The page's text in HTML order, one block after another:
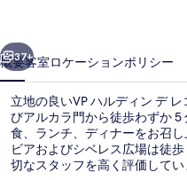
レ
コ
レ
ト
ス
37+
概要客室ロケーションポリシー
立地の良いVP ハルディン デ
びアルカラ門から徒歩わずか
食、ランチ、ディナーをお召
ビアおよびシベレス広場は徒
切なスタッフを高く評価して